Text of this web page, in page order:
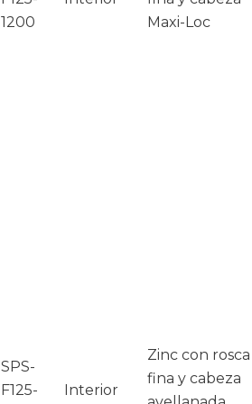
1200
Maxi-Loc
SPS-
F125-
Interior
Zinc con rosca
fina y cabeza